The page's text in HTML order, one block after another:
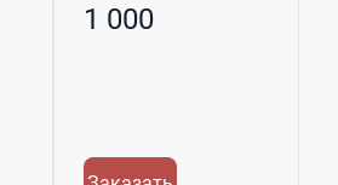
1 000